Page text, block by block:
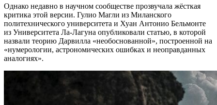
Однако недавно в научном сообществе прозвучала жёсткая
критика этой версии. Гулио Магли из Миланского
политехнического университета и Хуан Антонио Бельмонте
из Университета Ла-Лагуна опубликовали статью, в которой
назвали теорию Дарвилла «необоснованной», построенной на
«нумерологии, астрономических ошибках и неоправданных
аналогиях».